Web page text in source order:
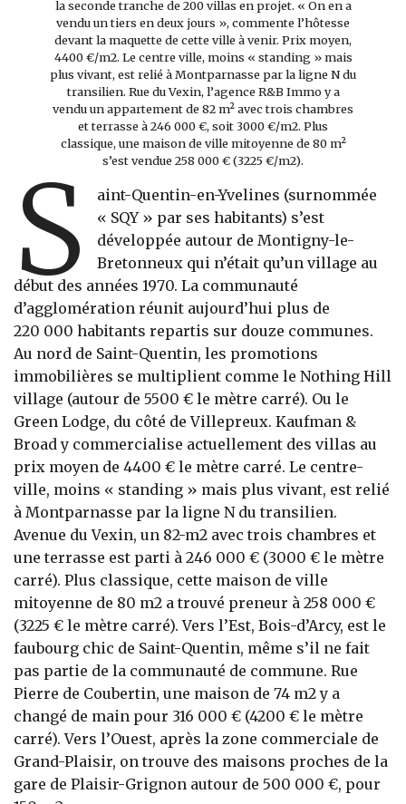
la seconde tranche de 200 villas en projet. « On en a
vendu un tiers en deux jours », commente l’hôtesse
devant la maquette de cette ville à venir. Prix moyen,
4400 €/m2. Le centre ville, moins « standing » mais
plus vivant, est relié à Montparnasse par la ligne N du
transilien. Rue du Vexin, l’agence R&B Immo y a
vendu un appartement de 82 m² avec trois chambres
et terrasse à 246 000 €, soit 3000 €/m2. Plus
classique, une maison de ville mitoyenne de 80 m²
s’est vendue 258 000 € (3225 €/m2).
S
aint-Quentin-en-Yvelines (surnommée
« SQY » par ses habitants) s’est
développée autour de Montigny-le-
Bretonneux qui n’était qu’un village au
début des années 1970. La communauté
d’agglomération réunit aujourd’hui plus de
220 000 habitants repartis sur douze communes.
Au nord de Saint-Quentin, les promotions
immobilières se multiplient comme le Nothing Hill
village (autour de 5500 € le mètre carré). Ou le
Green Lodge, du côté de Villepreux. Kaufman &
Broad y commercialise actuellement des villas au
prix moyen de 4400 € le mètre carré. Le centre-
ville, moins « standing » mais plus vivant, est relié
à Montparnasse par la ligne N du transilien.
Avenue du Vexin, un 82-m2 avec trois chambres et
une terrasse est parti à 246 000 € (3000 € le mètre
carré). Plus classique, cette maison de ville
mitoyenne de 80 m2 a trouvé preneur à 258 000 €
(3225 € le mètre carré). Vers l’Est, Bois-d’Arcy, est le
faubourg chic de Saint-Quentin, même s’il ne fait
pas partie de la communauté de commune. Rue
Pierre de Coubertin, une maison de 74 m2 y a
changé de main pour 316 000 € (4200 € le mètre
carré). Vers l’Ouest, après la zone commerciale de
Grand-Plaisir, on trouve des maisons proches de la
gare de Plaisir-Grignon autour de 500 000 €, pour